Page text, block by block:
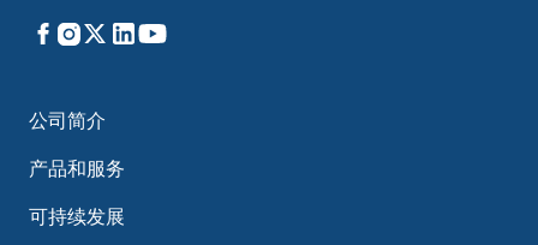
Facebook
Instagram
X LinkedIn
YouTube
公司简介
产品和服务
可持续发展